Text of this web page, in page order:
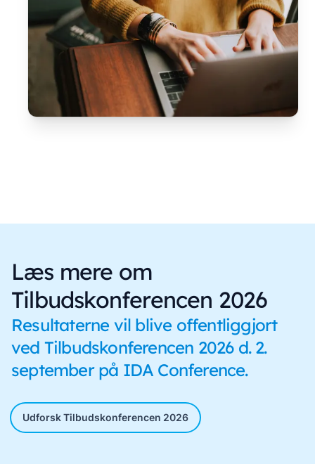
Læs mere om
Tilbudskonferencen 2026
Resultaterne vil blive offentliggjort
ved Tilbudskonferencen 2026 d. 2.
september på IDA Conference.
Udforsk Tilbudskonferencen 2026